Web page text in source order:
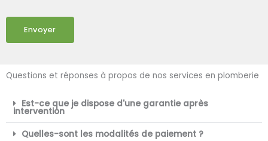
Envoyer
Questions et réponses à propos de nos services en plomberie
Est-ce que je dispose d'une garantie après
intervention
Quelles-sont les modalités de paiement ?